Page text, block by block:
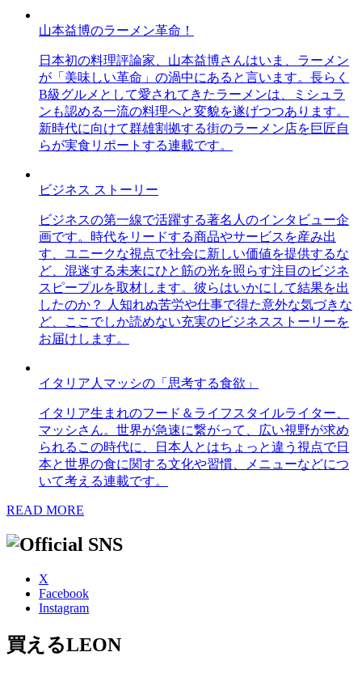
山本益博のラーメン革命！
日本初の料理評論家、山本益博さんはいま、ラーメン
が「美味しい革命」の渦中にあると言います。長らく
B級グルメとして愛されてきたラーメンは、ミシュラ
ンも認める一流の料理へと変貌を遂げつつあります。
新時代に向けて群雄割拠する街のラーメン店を巨匠自
らが実食リポートする連載です。
ビジネス ストーリー
ビジネスの第一線で活躍する著名人のインタビュー企
画です。時代をリードする商品やサービスを産み出
す、ユニークな視点で社会に新しい価値を提供するな
ど、混迷する未来にひと筋の光を照らす注目のビジネ
スピープルを取材します。彼らはいかにして結果を出
したのか？ 人知れぬ苦労や仕事で得た意外な気づきな
ど、ここでしか読めない充実のビジネスストーリーを
お届けします。
イタリア人マッシの「思考する食欲」
イタリア生まれのフード＆ライフスタイルライター、
マッシさん。世界が急速に繋がって、広い視野が求め
られるこの時代に、日本人とはちょっと違う視点で日
本と世界の食に関する文化や習慣、メニューなどにつ
いて考える連載です。
READ MORE
X
Facebook
Instagram
買えるLEON